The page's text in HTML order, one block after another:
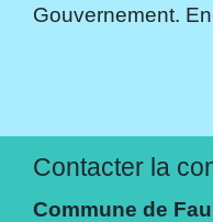
Gouvernement.
Contacter la
Commune de